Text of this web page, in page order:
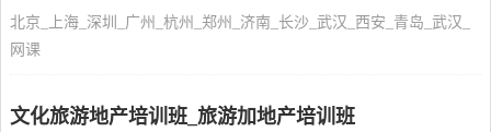
北京_上海_深圳_广州_杭州_郑州_济南_长沙_武汉_西安_青岛_武汉_
网课
文化旅游地产培训班_旅游加地产培训班